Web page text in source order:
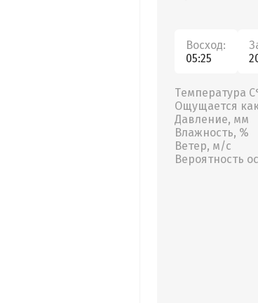
Восход:
05:25
Температура
Ощущается
Давление, мм
Влажность, %
Ветер, м/с
Вероятность